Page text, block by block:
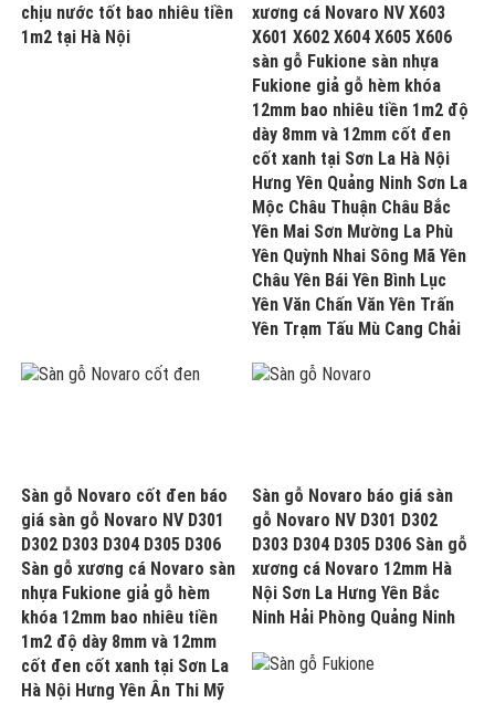
chịu nước tốt bao nhiêu tiền
1m2 tại Hà Nội
xương cá Novaro NV X603
X601 X602 X604 X605 X606
sàn gỗ Fukione sàn nhựa
Fukione giả gỗ hèm khóa
12mm bao nhiêu tiền 1m2 độ
dày 8mm và 12mm cốt đen
cốt xanh tại Sơn La Hà Nội
Hưng Yên Quảng Ninh Sơn La
Mộc Châu Thuận Châu Bắc
Yên Mai Sơn Mường La Phù
Yên Quỳnh Nhai Sông Mã Yên
Châu Yên Bái Yên Bình Lục
Yên Văn Chấn Văn Yên Trấn
Yên Trạm Tấu Mù Cang Chải
Sàn gỗ Novaro cốt đen báo
giá sàn gỗ Novaro NV D301
D302 D303 D304 D305 D306
Sàn gỗ xương cá Novaro sàn
nhựa Fukione giả gỗ hèm
khóa 12mm bao nhiêu tiền
1m2 độ dày 8mm và 12mm
cốt đen cốt xanh tại Sơn La
Hà Nội Hưng Yên Ân Thi Mỹ
Sàn gỗ Novaro báo giá sàn
gỗ Novaro NV D301 D302
D303 D304 D305 D306 Sàn gỗ
xương cá Novaro 12mm Hà
Nội Sơn La Hưng Yên Bắc
Ninh Hải Phòng Quảng Ninh